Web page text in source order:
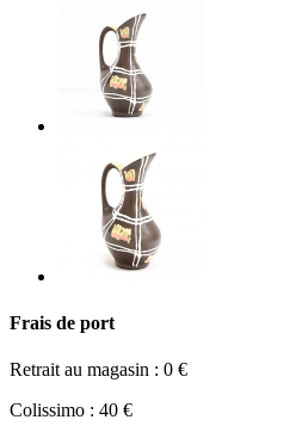
Frais de port
Retrait au magasin : 0 €
Colissimo : 40 €